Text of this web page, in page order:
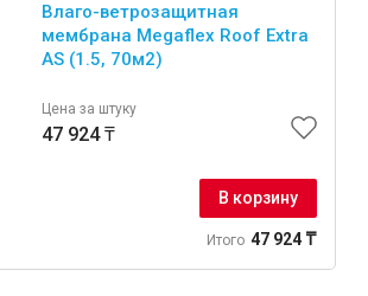
Влаго-ветрозащитная
мембрана Megaflex Roof Extra
AS (1.5, 70м2)
Цена за штуку
47 924 ₸
В корзину
Итого 47 924 ₸